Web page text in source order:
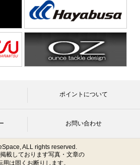
ポイントについて
お問い合わせ
ALL rights reserved.
載しております写真・文章の
用は固くお断りします。